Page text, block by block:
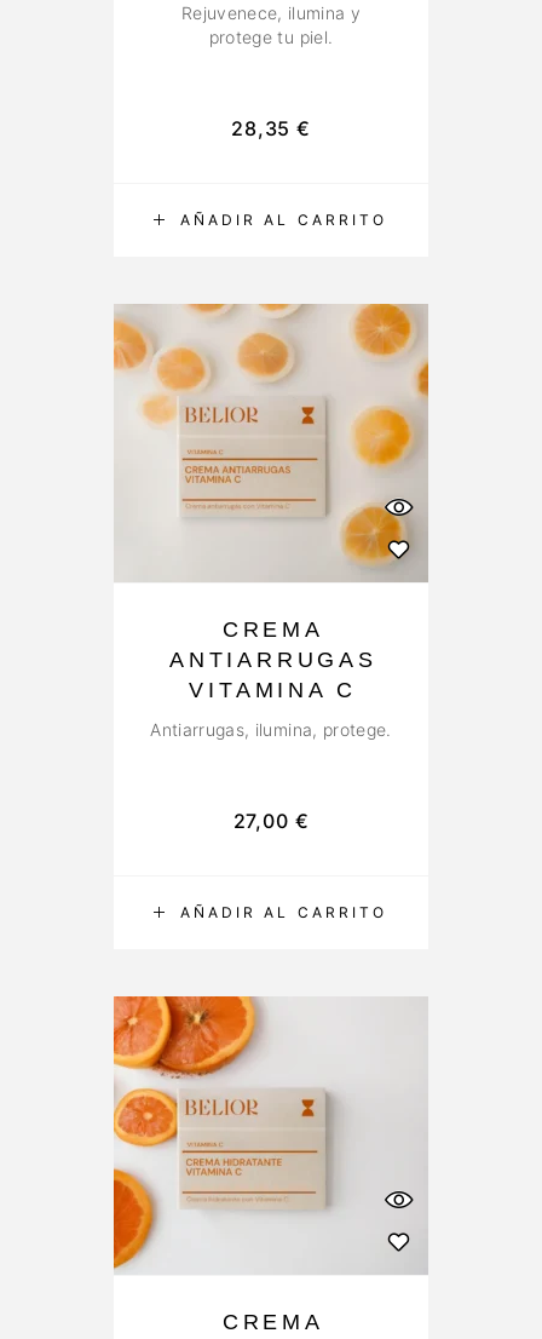
AÑADIR AL CARRITO
Rejuvenece, ilumina y
protege tu piel.
28,35 €
AÑADIR AL CARRITO
CREMA
ANTIARRUGAS
VITAMINA C
Antiarrugas, ilumina, protege.
27,00 €
CREMA